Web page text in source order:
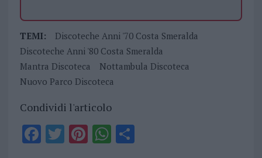
TEMI:
Discoteche Anni '70 Costa Smeralda
Discoteche Anni '80 Costa Smeralda
Mantra Discoteca
Nottambula Discoteca
Nuovo Parco Discoteca
Condividi l'articolo
F T PiWS